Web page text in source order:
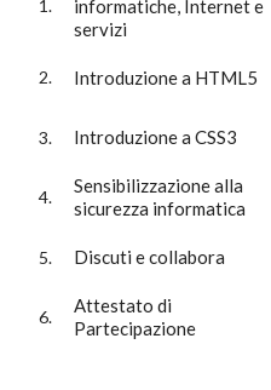
1.
informatiche, Internet e
servizi
2. Introduzione a HTML5
3. Introduzione a CSS3
4.
Sensibilizzazione alla
sicurezza informatica
5. Discuti e collabora
6.
Attestato di
Partecipazione